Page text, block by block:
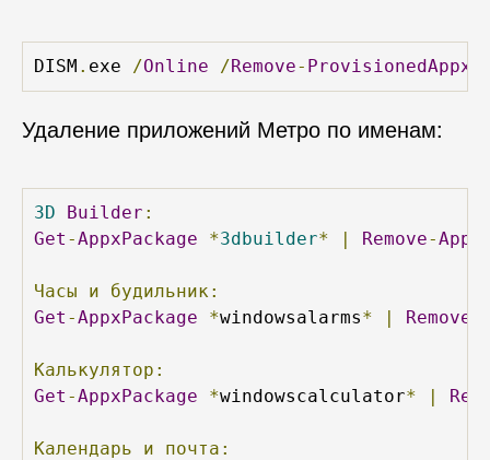
DISM . exe /Online /Remove-
Удаление приложений Метро по именам:
3D Builder :
Get -AppxPackage *3dbuilder* | Remove-
Часы и
будильник:
Get -AppxPackage *windowsalarms* | Remove
Калькулятор:
Get -AppxPackage *windowscalculator* |
Календарь и
почта: